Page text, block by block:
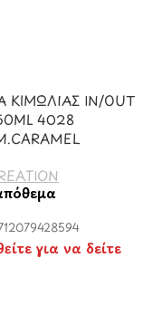
ΚΙΜΩΛΙΑΣ IN/OUT
4028
για να δείτε